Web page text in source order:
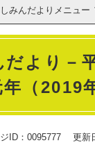
みんだよりメニュー
だより－
（2019
ID：0095777 更新